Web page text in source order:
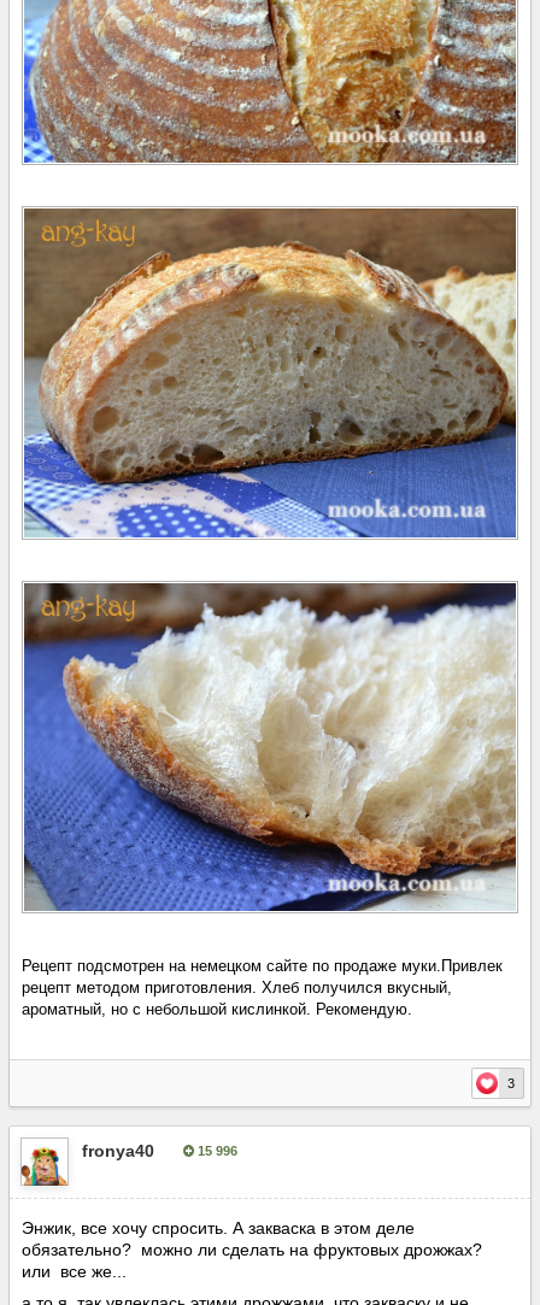
Рецепт подсмотрен на немецком сайте по продаже муки.Привлек
рецепт методом приготовления. Хлеб получился вкусный,
ароматный, но с небольшой кислинкой. Рекомендую.
3
fronya40 15 996
Энжик, все хочу спросить. А закваска в этом деле
обязательно? можно ли сделать на фруктовых дрожжах?
или все же...